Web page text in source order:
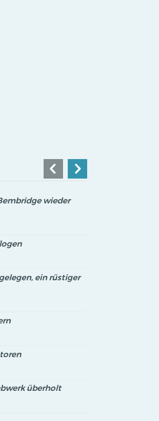
wieder
ein rüstiger
überholt